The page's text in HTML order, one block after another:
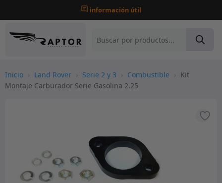
información útil
Inicio › Land Rover › Serie 2 y 3 › Combustible › Kit
Montaje Carburador Serie Gasolina 2.25